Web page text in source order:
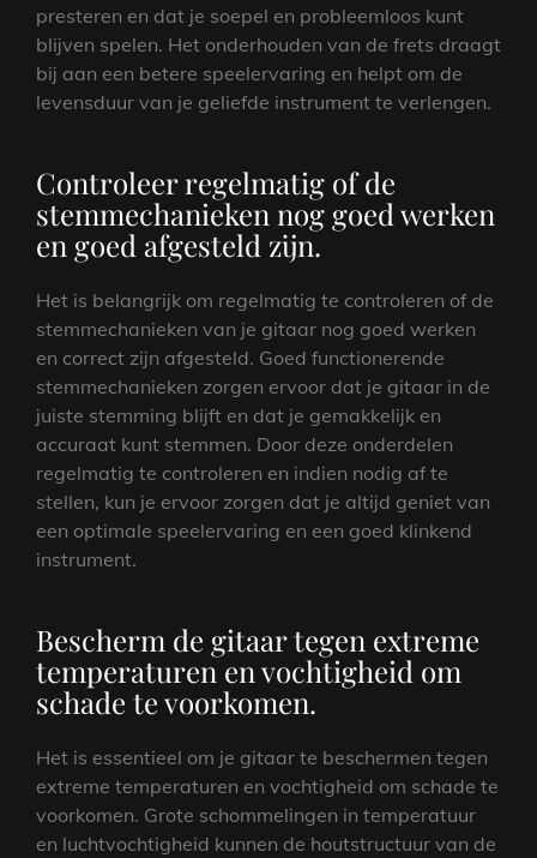
presteren en dat je soepel en probleemloos kunt
blijven spelen. Het onderhouden van de frets draagt
bij aan een betere speelervaring en helpt om de
levensduur van je geliefde instrument te verlengen.
Controleer regelmatig of de
stemmechanieken nog goed werken
en goed afgesteld zijn.
Het is belangrijk om regelmatig te controleren of de
stemmechanieken van je gitaar nog goed werken
en correct zijn afgesteld. Goed functionerende
stemmechanieken zorgen ervoor dat je gitaar in de
juiste stemming blijft en dat je gemakkelijk en
accuraat kunt stemmen. Door deze onderdelen
regelmatig te controleren en indien nodig af te
stellen, kun je ervoor zorgen dat je altijd geniet van
een optimale speelervaring en een goed klinkend
instrument.
Bescherm de gitaar tegen extreme
temperaturen en vochtigheid om
schade te voorkomen.
Het is essentieel om je gitaar te beschermen tegen
extreme temperaturen en vochtigheid om schade te
voorkomen. Grote schommelingen in temperatuur
en luchtvochtigheid kunnen de houtstructuur van de